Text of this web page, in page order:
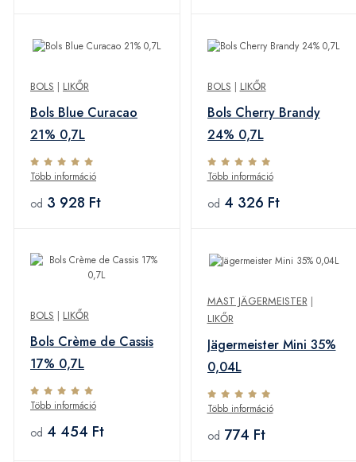
BOLS | LIKŐR
Bols Blue Curacao
21% 0,7L
Több információ
od 3 928 Ft
BOLS | LIKŐR
Bols Cherry Brandy
24% 0,7L
Több információ
od 4 326 Ft
BOLS | LIKŐR
Bols Crème de Cassis
17% 0,7L
Több információ
od 4 454 Ft
MAST JÄGERMEISTER|
LIKŐR
Jägermeister Mini 35%
0,04L
Több információ
od 774 Ft